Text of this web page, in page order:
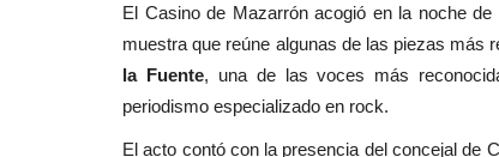
El Casino de Mazarrón acogió en la noche
muestra que reúne algunas de las piezas más
la Fuente, una de las voces más
periodismo especializado en rock.
El acto contó con la presencia del concejal de